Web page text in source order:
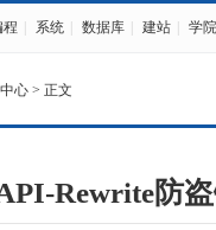
程 系统 数据库 建站 学院
心 > 正文
Rewrite防